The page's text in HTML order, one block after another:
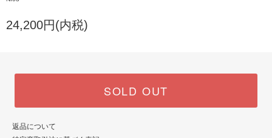
24,200円(内税)
SOLD OUT
返品について